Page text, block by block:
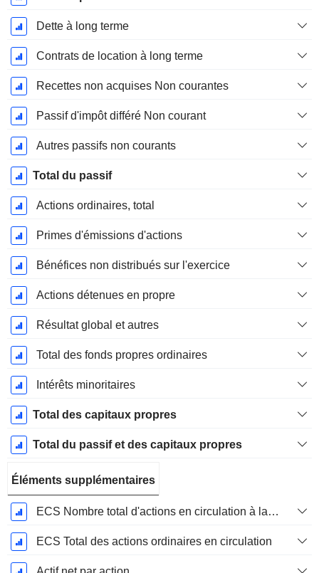
Dette à long terme
Contrats de location à long terme
Recettes non acquises Non courantes
Passif d'impôt différé Non courant
Autres passifs non courants
Total du passif
Actions ordinaires, total
Primes d'émissions d'actions
Bénéfices non distribués sur l'exercice
Actions détenues en propre
Résultat global et autres
Total des fonds propres ordinaires
Intérêts minoritaires
Total des capitaux propres
Total du passif et des capitaux propres
Éléments supplémentaires
ECS Nombre total d'actions en circulation à la date de dépôt
ECS Total des actions ordinaires en circulation